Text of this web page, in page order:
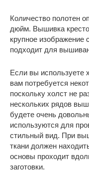
Количество полотен
дюйм. Вышивка
крупное изображение
подходит для
Если вы используете
вам потребуется
поскольку холст не
нескольких рядов
будете очень
используются для
стильный вид. При
ткани должен
основы проходит
заготовки.